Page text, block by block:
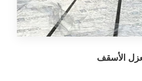
الأسقف